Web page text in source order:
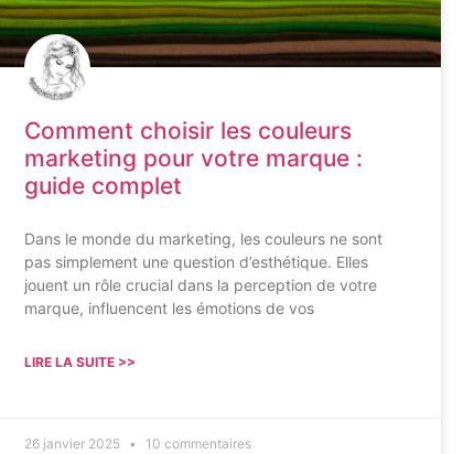
Comment choisir les couleurs
marketing pour votre marque :
guide complet
Dans le monde du marketing, les couleurs ne sont
pas simplement une question d’esthétique. Elles
jouent un rôle crucial dans la perception de votre
marque, influencent les émotions de vos
LIRE LA SUITE >>
26 janvier 2025 10 commentaires